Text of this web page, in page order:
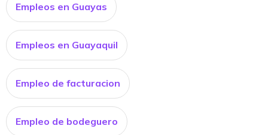
Empleos en Guayas
Empleos en Guayaquil
Empleo de facturacion
Empleo de bodeguero